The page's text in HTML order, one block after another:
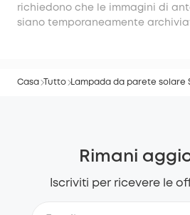
richiedono che le immagini di
siano temporaneamente
Casa Tutto Lampada da parete solare
Rimani
Iscriviti per ricevere le